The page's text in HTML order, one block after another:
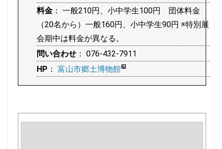
料金 ： 一般210円、小中学生100円 団体料金
（20名から）一般160円、小中学生90円 ※特別展
会期中は料金が異なる。
問い合わせ ： 076-432-7911
HP ： 富山市郷土博物館